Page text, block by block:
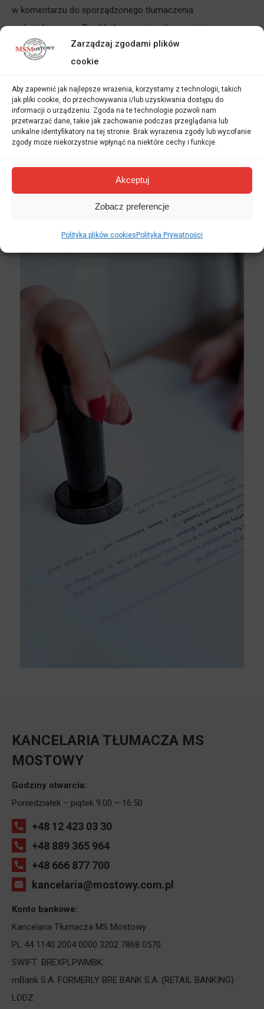
Zarządzaj zgodami plików
cookie
Aby zapewnić jak najlepsze wrażenia, korzystamy z technologii, takich
jak pliki cookie, do przechowywania i/lub uzyskiwania dostępu do
informacji o urządzeniu. Zgoda na te technologie pozwoli nam
przetwarzać dane, takie jak zachowanie podczas przeglądania lub
unikalne identyfikatory na tej stronie. Brak wyrażenia zgody lub wycofanie
zgody może niekorzystnie wpłynąć na niektóre cechy i funkcje.
Akceptuj
Zobacz preferencje
Polityka plików cookiesPolityka Prywatności
w komentarzu do sporządzonego tłumaczenia
poświadczonego. Przykładowo: mając do czynienia z
przykładowym, wymienionym powyżejtłumaczeniem
angielskiego dokumentu
przysięgły angielskiego dokumentu nie dostanie w oryginale,
to jego tłumaczenie na język polski będzie musiało zostać
oznaczone specjalną adnotacją. Adnotacja ta wyjaśnia, że
tego uniknąć, należy dostarczyć oryginalną wersję
dokumentu. Pamiętaj, że po zakończeniu pracy tłumacz
przysięgły zwraca oryginały wszystkich dokumentów, nie
KANCELARIA TŁUMACZA MS
MOSTOWY
Godziny otwarcia:
Poniedziałek – piątek 9:00 – 16:50
+48 12 423 03 30
+48 889 365 964
+48 666 877 700
kancelaria@mostowy.com.pl
Konto bankowe:
Kancelaria Tłumacza MS Mostowy
PL 44 1140 2004 0000 3202 7868 0570
SWIFT: BREXPLPWMBK
mBank S.A. FORMERLY BRE BANK S.A. (RETAIL BANKING)
LODZ